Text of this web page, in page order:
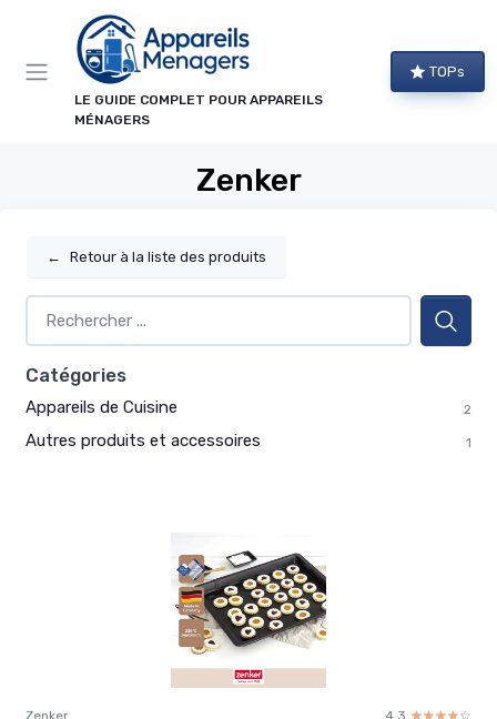
LE GUIDE COMPLET POUR APPAREILS
MÉNAGERS
TOPs
Zenker
← Retour à la liste des produits
Catégories
Appareils de Cuisine 2
Autres produits et accessoires 1
Zenker 4.3 ☆☆☆☆☆
★★★★★
Panneau de gestion des cookies